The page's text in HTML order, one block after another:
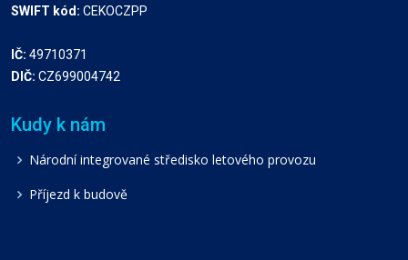
SWIFT kód: CEKOCZPP
IČ: 49710371
DIČ: CZ699004742
Kudy k nám
Národní integrované středisko letového provozu
Příjezd k budově